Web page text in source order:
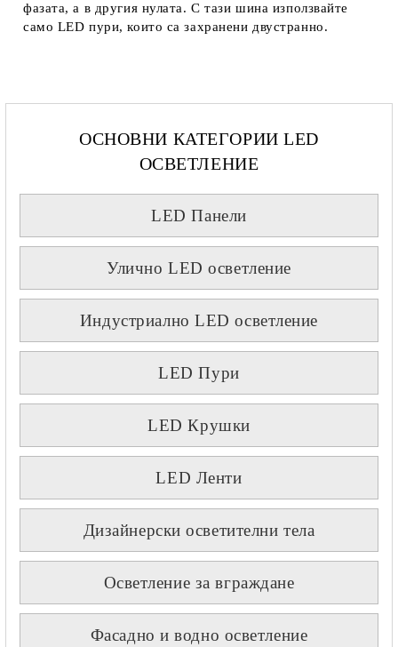
фазата, а в другия нулата. С тази шина използвайте
само LED пури, които са захранени двустранно.
ОСНОВНИ КАТЕГОРИИ LED
ОСВЕТЛЕНИЕ
LED Панели
Улично LED осветление
Индустриално LED осветление
LED Пури
LED Крушки
LED Ленти
Дизайнерски осветителни тела
Осветление за вграждане
Фасадно и водно осветление